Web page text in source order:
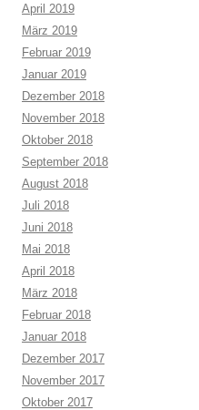
April 2019
März 2019
Februar 2019
Januar 2019
Dezember 2018
November 2018
Oktober 2018
September 2018
August 2018
Juli 2018
Juni 2018
Mai 2018
April 2018
März 2018
Februar 2018
Januar 2018
Dezember 2017
November 2017
Oktober 2017